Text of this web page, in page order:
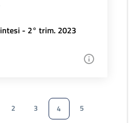
- 2° trim. 2023
2 3 4
5